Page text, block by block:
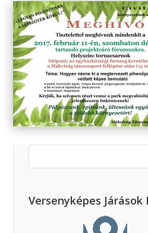
Versenyképes Járások